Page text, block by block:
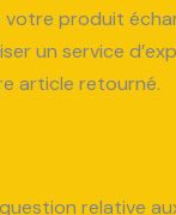
produit
un service
article retourné.
relative